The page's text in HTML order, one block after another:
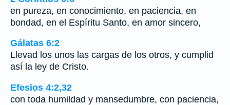
en pureza, en conocimiento, en paciencia, en
bondad, en el Espíritu Santo, en amor sincero,
Gálatas 6:2
Llevad los unos las cargas de los otros, y cumplid
así la ley de Cristo.
Efesios 4:2,32
con toda humildad y mansedumbre, con paciencia,